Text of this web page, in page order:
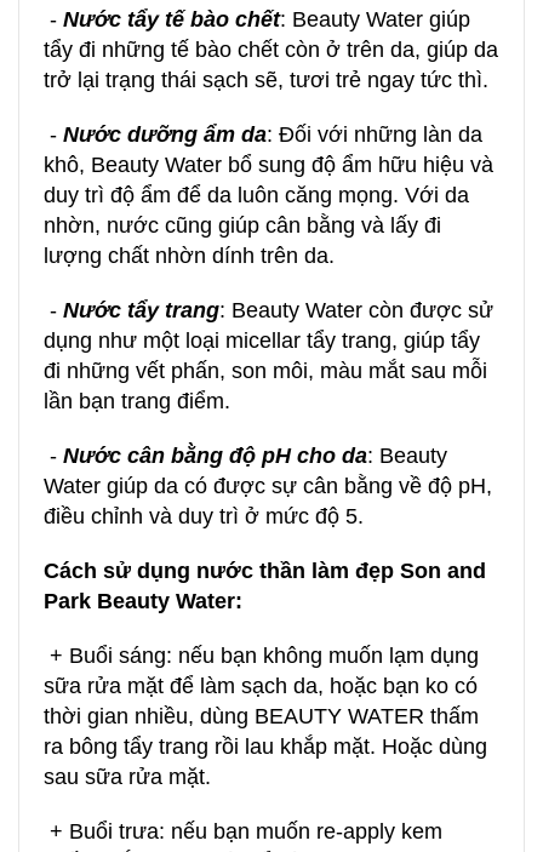
- Nước tẩy tế bào chết: Beauty Water giúp
tẩy đi những tế bào chết còn ở trên da, giúp da
trở lại trạng thái sạch sẽ, tươi trẻ ngay tức thì.
- Nước dưỡng ẩm da: Đối với những làn da
khô, Beauty Water bổ sung độ ẩm hữu hiệu và
duy trì độ ẩm để da luôn căng mọng. Với da
nhờn, nước cũng giúp cân bằng và lấy đi
lượng chất nhờn dính trên da.
- Nước tẩy trang: Beauty Water còn được sử
dụng như một loại micellar tẩy trang, giúp tẩy
đi những vết phấn, son môi, màu mắt sau mỗi
lần bạn trang điểm.
- Nước cân bằng độ pH cho da: Beauty
Water giúp da có được sự cân bằng về độ pH,
điều chỉnh và duy trì ở mức độ 5.
Cách sử dụng nước thần làm đẹp Son and
Park Beauty Water:
+ Buổi sáng: nếu bạn không muốn lạm dụng
sữa rửa mặt để làm sạch da, hoặc bạn ko có
thời gian nhiều, dùng BEAUTY WATER thấm
ra bông tẩy trang rồi lau khắp mặt. Hoặc dùng
sau sữa rửa mặt.
+ Buổi trưa: nếu bạn muốn re-apply kem